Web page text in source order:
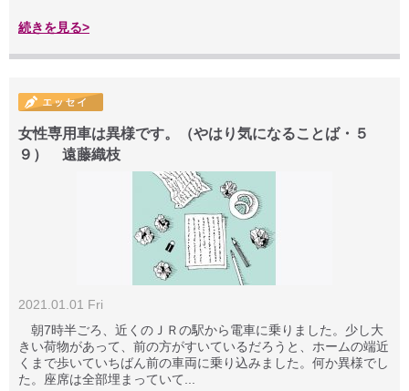
続きを見る>
女性専用車は異様です。（やはり気になることば・５
９） 遠藤織枝
2021.01.01 Fri
朝7時半ごろ、近くのＪＲの駅から電車に乗りました。少し大
きい荷物があって、前の方がすいているだろうと、ホームの端近
くまで歩いていちばん前の車両に乗り込みました。何か異様でし
た。座席は全部埋まっていて...